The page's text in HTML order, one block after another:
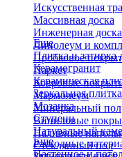
Искусственная
Массивная доска
Инженерная доска
Линолеум и
Пробковое
Паркет
Ковровые
Мармолеум
Минеральный пол
Виниловые
Наливные
Стеклянный пол
Еще
Плитка и затирка
Керамогранит
Керамическая
Зеркальная плитка
Мозаика
Ступени
Натуральный
Расходные
Еще
Настенное и